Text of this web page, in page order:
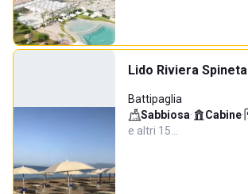
Lido Riviera Spineta
Battipaglia
Sabbiosa· Cabine·
e altri 15…